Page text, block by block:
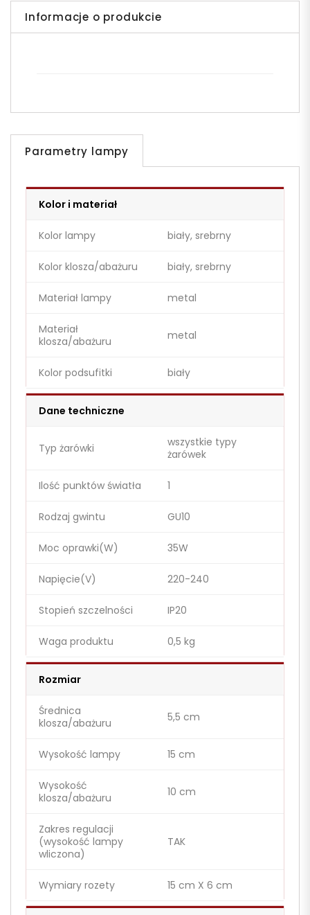
Informacje o produkcie
Parametry lampy
Kolor i materiał
Kolor lampy biały, srebrny
Kolor klosza/abażuru biały, srebrny
Materiał lampy metal
Materiał
klosza/abażuru
metal
Kolor podsufitki biały
Dane techniczne
Typ żarówki
wszystkie typy
żarówek
Ilość punktów światła 1
Rodzaj gwintu GU10
Moc oprawki(W) 35W
Napięcie(V) 220-240
Stopień szczelności IP20
Waga produktu 0,5 kg
Rozmiar
Średnica
klosza/abażuru
5,5 cm
Wysokość lampy 15 cm
Wysokość
klosza/abażuru
10 cm
Zakres regulacji
(wysokość lampy
wliczona)
TAK
Wymiary rozety 15 cm X 6 cm